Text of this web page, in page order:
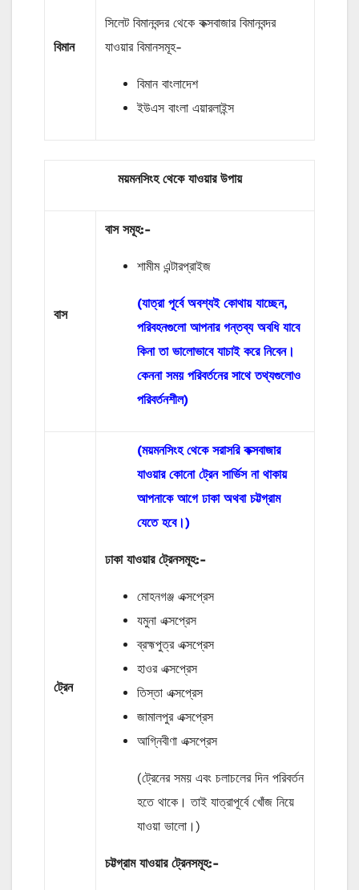
বিমান
সিলেট বিমানবন্দর থেকে কক্সবাজার বিমানবন্দর
যাওয়ার বিমানসমূহ-
বিমান বাংলাদেশ
ইউএস বাংলা এয়ারলাইন্স
ময়মনসিংহ থেকে যাওয়ার উপায়
বাস
বাস সমূহ:-
শামীম এন্টারপ্রাইজ
(যাত্রা পূর্বে অবশ্যই কোথায় যাচ্ছেন,
পরিবহনগুলো আপনার গন্তব্য অবধি যাবে
কিনা তা ভালোভাবে যাচাই করে নিবেন।
কেননা সময় পরিবর্তনের সাথে তথ্যগুলোও
পরিবর্তনশীল)
ট্রেন
(ময়মনসিংহ থেকে সরাসরি কক্সবাজার
যাওয়ার কোনো ট্রেন সার্ভিস না থাকায়
আপনাকে আগে ঢাকা অথবা চট্টগ্রাম
যেতে হবে।)
ঢাকা যাওয়ার ট্রেনসমূহ:-
মোহনগঞ্জ এক্সপ্রেস
যমুনা এক্সপ্রেস
ব্রহ্মপুত্র এক্সপ্রেস
হাওর এক্সপ্রেস
তিস্তা এক্সপ্রেস
জামালপুর এক্সপ্রেস
আগ্নিবীণা এক্সপ্রেস
(ট্রেনের সময় এবং চলাচলের দিন পরিবর্তন
হতে থাকে। তাই যাত্রাপূর্বে খোঁজ নিয়ে
যাওয়া ভালো।)
চট্টগ্রাম যাওয়ার ট্রেনসমূহ:-